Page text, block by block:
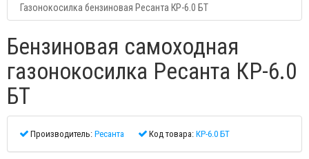
Газонокосилка бензиновая Ресанта КР-6.0 БТ
Бензиновая самоходная
газонокосилка Ресанта КР-6.0
БТ
Производитель: Ресанта Код товара: КР-6.0 БТ